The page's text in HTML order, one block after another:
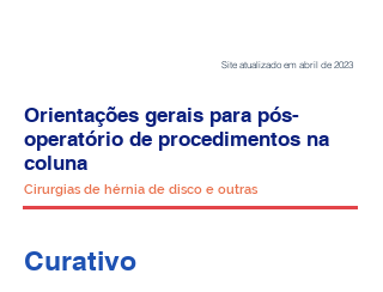
Site atualizado em abril de 2023
Orientações gerais para pós-
operatório de procedimentos na
coluna
Cirurgias de hérnia de disco e outras
Curativo